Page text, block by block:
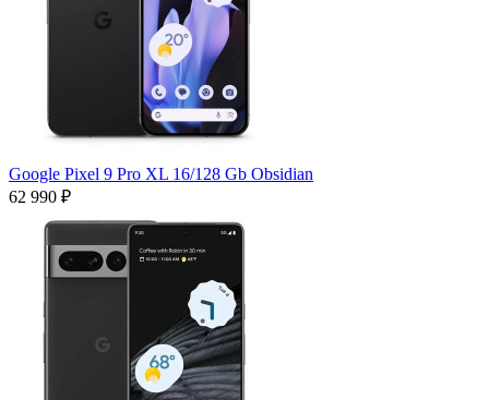
Google Pixel 9 Pro XL 16/128 Gb Obsidian
62 990 ₽